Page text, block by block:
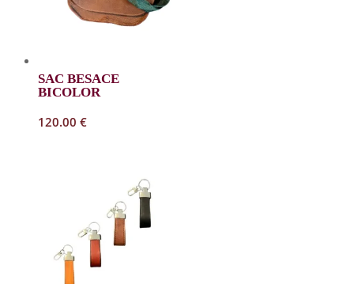
SAC BESACE
BICOLOR
120.00 €